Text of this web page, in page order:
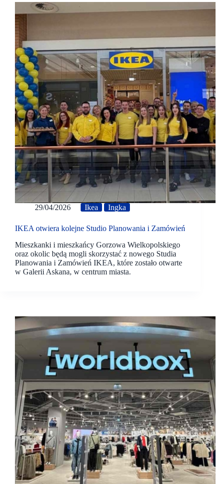
29/04/2026 Ikea Ingka
IKEA otwiera kolejne Studio Planowania i Zamówień
Mieszkanki i mieszkańcy Gorzowa Wielkopolskiego
oraz okolic będą mogli skorzystać z nowego Studia
Planowania i Zamówień IKEA, które zostało otwarte
w Galerii Askana, w centrum miasta.